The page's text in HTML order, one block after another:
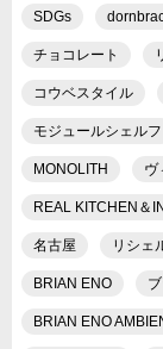
SDGs
チョコレート
コウベスタイル
モジュールシェルフ
MONOLITH ヴ
REAL KITCHEN＆
名古屋 リシェ
BRIAN ENO
BRIAN ENO